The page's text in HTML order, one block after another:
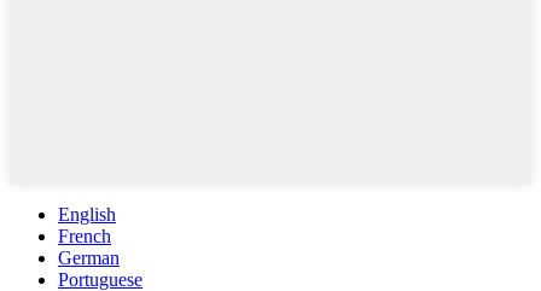
English
French
German
Portuguese